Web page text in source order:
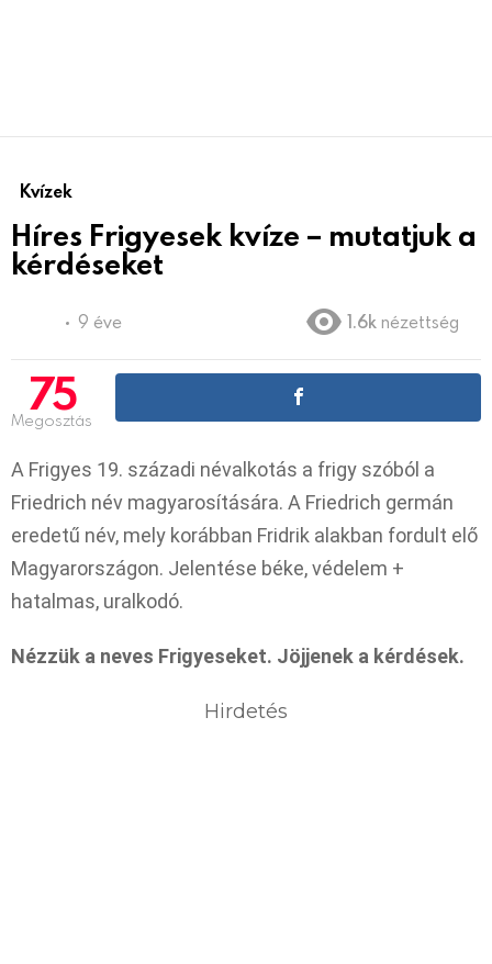
Kvízek
Híres Frigyesek kvíze – mutatjuk a
kérdéseket
9 éve 1.6k nézettség
75
Megosztás
A Frigyes 19. századi névalkotás a frigy szóból a
Friedrich név magyarosítására. A Friedrich germán
eredetű név, mely korábban Fridrik alakban fordult elő
Magyarországon. Jelentése béke, védelem +
hatalmas, uralkodó.
Nézzük a neves Frigyeseket. Jöjjenek a kérdések.
Hirdetés